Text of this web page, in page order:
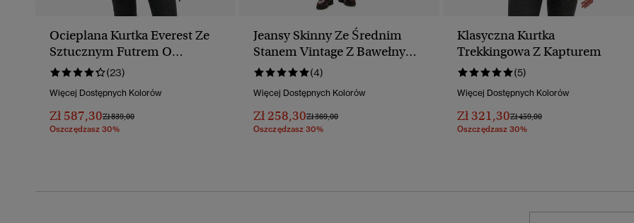
Ocieplana Kurtka Everest Ze
Sztucznym Futrem O
Średniej Długości
(23)
Więcej Dostępnych Kolorów
Zł 587,30Cena Obniżona Od
Zł 839,00Do
Oszczędzasz 30%
Jeansy Skinny Ze Średnim
Stanem Vintage Z Bawełny
Ekologicznej
(4)
Więcej Dostępnych Kolorów
Zł 258,30Cena Obniżona Od
Zł 369,00Do
Oszczędzasz 30%
Klasyczna Kurtka
Trekkingowa Z Kapturem
(5)
Więcej Dostępnych Kolorów
Zł 321,30Cena Obniżona Od
Zł 459,00Do
Oszczędzasz 30%